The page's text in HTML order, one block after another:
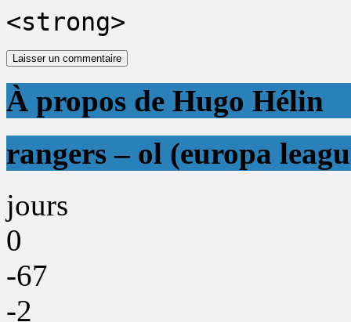
<strong>
À propos de Hugo Hélin
rangers – ol (europa
jours
0
-67
-2